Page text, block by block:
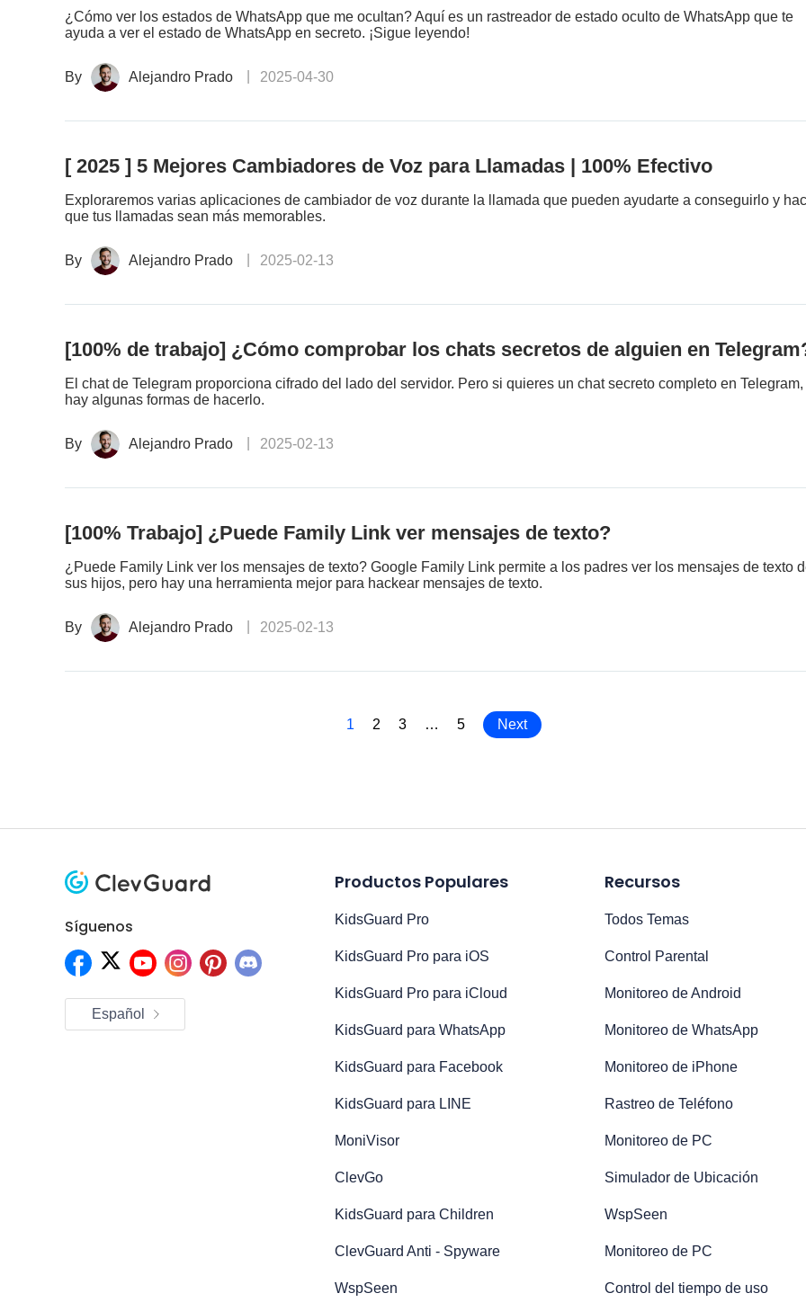
¿Cómo ver los estados de WhatsApp que me ocultan? Aquí es un rastreador de estado oculto de WhatsApp que te
ayuda a ver el estado de WhatsApp en secreto. ¡Sigue leyendo!
By Alejandro Prado 2025-04-30
[ 2025 ] 5 Mejores Cambiadores de Voz para Llamadas | 100% Efectivo
Exploraremos varias aplicaciones de cambiador de voz durante la llamada que pueden ayudarte a conseguirlo y
que tus llamadas sean más memorables.
By Alejandro Prado 2025-02-13
[100% de trabajo] ¿Cómo comprobar los chats secretos de alguien en
El chat de Telegram proporciona cifrado del lado del servidor. Pero si quieres un chat secreto completo en Telegram,
hay algunas formas de hacerlo.
By Alejandro Prado 2025-02-13
[100% Trabajo] ¿Puede Family Link ver mensajes de texto?
¿Puede Family Link ver los mensajes de texto? Google Family Link permite a los padres ver los mensajes de texto
sus hijos, pero hay una herramienta mejor para hackear mensajes de texto.
By Alejandro Prado 2025-02-13
1 2 3 … 5 Next
Síguenos
Español
Productos Populares
KidsGuard Pro
KidsGuard Pro para iOS
KidsGuard Pro para iCloud
KidsGuard para WhatsApp
KidsGuard para Facebook
KidsGuard para LINE
MoniVisor
ClevGo
KidsGuard para Children
ClevGuard Anti - Spyware
WspSeen
Recursos
Todos Temas
Control Parental
Monitoreo de Android
Monitoreo de WhatsApp
Monitoreo de iPhone
Rastreo de Teléfono
Monitoreo de PC
Simulador de Ubicación
WspSeen
Monitoreo de PC
Control del tiempo de uso